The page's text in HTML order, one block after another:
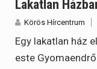
Lakatlan
Körös Hírcentrum
Egy lakatlan ház
este